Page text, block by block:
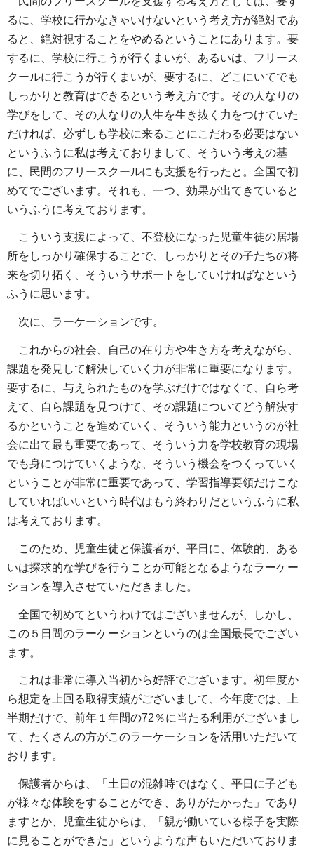
るに、学校に行かなきゃいけないという考え方が絶対であ
ると、絶対視することをやめるということにあります。要
するに、学校に行こうが行くまいが、あるいは、フリース
クールに行こうが行くまいが、要するに、どこにいてでも
しっかりと教育はできるという考え方です。その人なりの
学びをして、その人なりの人生を生き抜く力をつけていた
だければ、必ずしも学校に来ることにこだわる必要はない
というふうに私は考えておりまして、そういう考えの基
に、民間のフリースクールにも支援を行ったと。全国で初
めてでございます。それも、一つ、効果が出てきていると
いうふうに考えております。
こういう支援によって、不登校になった児童生徒の居場
所をしっかり確保することで、しっかりとその子たちの将
来を切り拓く、そういうサポートをしていければなという
ふうに思います。
次に、ラーケーションです。
これからの社会、自己の在り方や生き方を考えながら、
課題を発見して解決していく力が非常に重要になります。
要するに、与えられたものを学ぶだけではなくて、自ら考
えて、自ら課題を見つけて、その課題についてどう解決す
るかということを進めていく、そういう能力というのが社
会に出て最も重要であって、そういう力を学校教育の現場
でも身につけていくような、そういう機会をつくっていく
ということが非常に重要であって、学習指導要領だけこな
していればいいという時代はもう終わりだというふうに私
は考えております。
このため、児童生徒と保護者が、平日に、体験的、ある
いは探求的な学びを行うことが可能となるようなラーケー
ションを導入させていただきました。
全国で初めてというわけではございませんが、しかし、
この５日間のラーケーションというのは全国最長でござい
ます。
これは非常に導入当初から好評でございます。初年度か
ら想定を上回る取得実績がございまして、今年度では、上
半期だけで、前年１年間の72％に当たる利用がございまし
て、たくさんの方がこのラーケーションを活用いただいて
おります。
保護者からは、「土日の混雑時ではなく、平日に子ども
が様々な体験をすることができ、ありがたかった」であり
ますとか、児童生徒からは、「親が働いている様子を実際
に見ることができた」というような声もいただいておりま